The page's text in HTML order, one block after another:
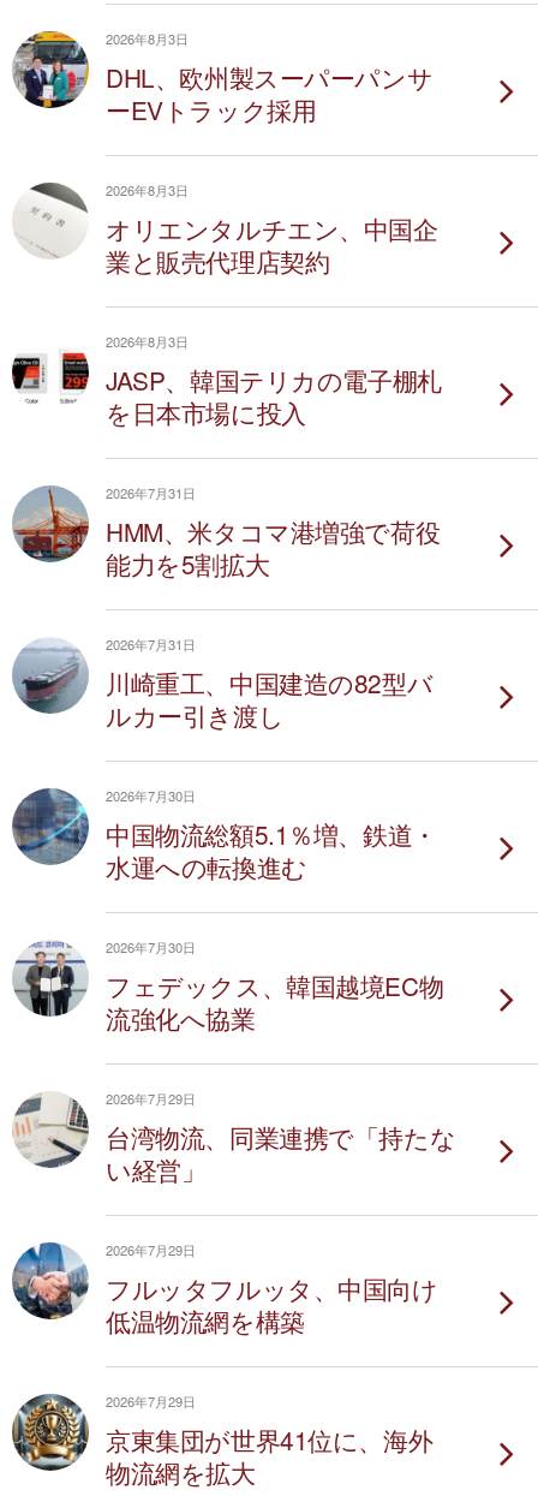
2026年8月3日
DHL、欧州製スーパーパンサ
ーEVトラック採用
2026年8月3日
オリエンタルチエン、中国企
業と販売代理店契約
2026年8月3日
JASP、韓国テリカの電子棚札
を日本市場に投入
2026年7月31日
HMM、米タコマ港増強で荷役
能力を5割拡大
2026年7月31日
川崎重工、中国建造の82型バ
ルカー引き渡し
2026年7月30日
中国物流総額5.1％増、鉄道・
水運への転換進む
2026年7月30日
フェデックス、韓国越境EC物
流強化へ協業
2026年7月29日
台湾物流、同業連携で「持たな
い経営」
2026年7月29日
フルッタフルッタ、中国向け
低温物流網を構築
2026年7月29日
京東集団が世界41位に、海外
物流網を拡大